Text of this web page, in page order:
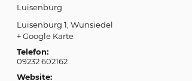
Luisenburg
Luisenburg 1 Wunsiedel
+ Google Karte
Telefon:
09232 602162
Website: